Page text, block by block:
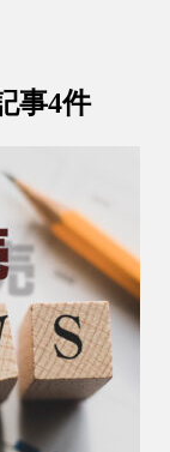
事4件